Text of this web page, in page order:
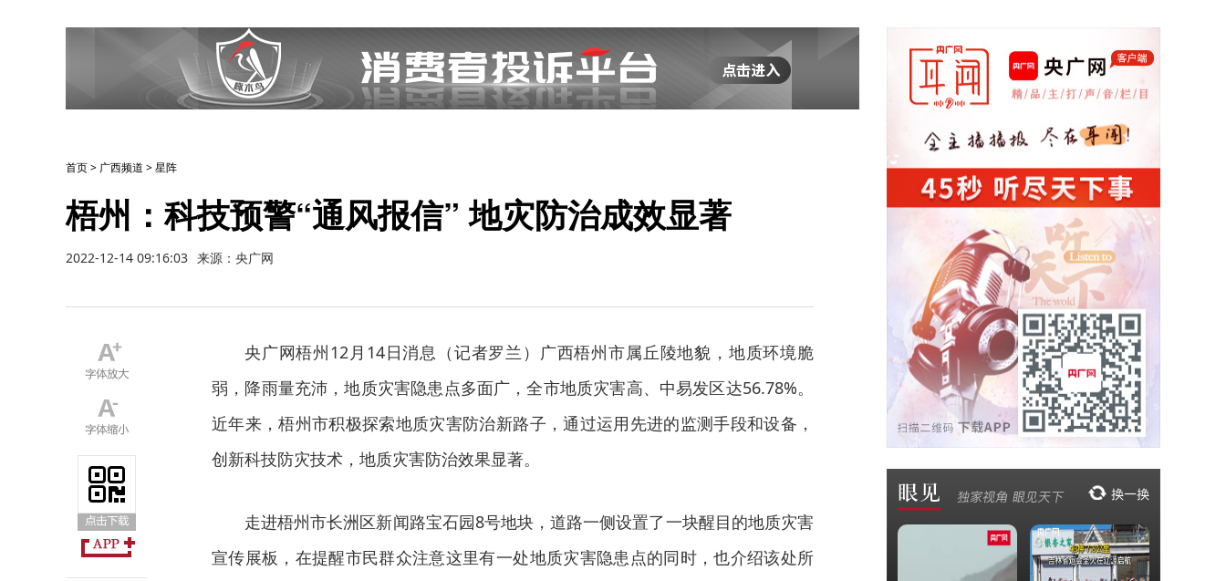
首页> 广西频道 >星阵
梧州：科技预警“通风报信” 地灾防治成效显著
2022-12-14 09:16:03 来源：央广网
央广网梧州12月14日消息（记者罗兰）广西梧州市属丘陵地貌，地质环境脆
弱，降雨量充沛，地质灾害隐患点多面广，全市地质灾害高、中易发区达56.78%。
近年来，梧州市积极探索地质灾害防治新路子，通过运用先进的监测手段和设备，
创新科技防灾技术，地质灾害防治效果显著。
走进梧州市长洲区新闻路宝石园8号地块，道路一侧设置了一块醒目的地质灾害
宣传展板，在提醒市民群众注意这里有一处地质灾害隐患点的同时，也介绍该处所